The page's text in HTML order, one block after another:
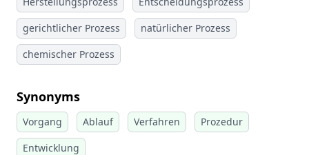
gerichtlicher Prozess
natürlicher Prozess
chemischer Prozess
Synonyms
Vorgang Ablauf Verfahren
Prozedur
Entwicklung